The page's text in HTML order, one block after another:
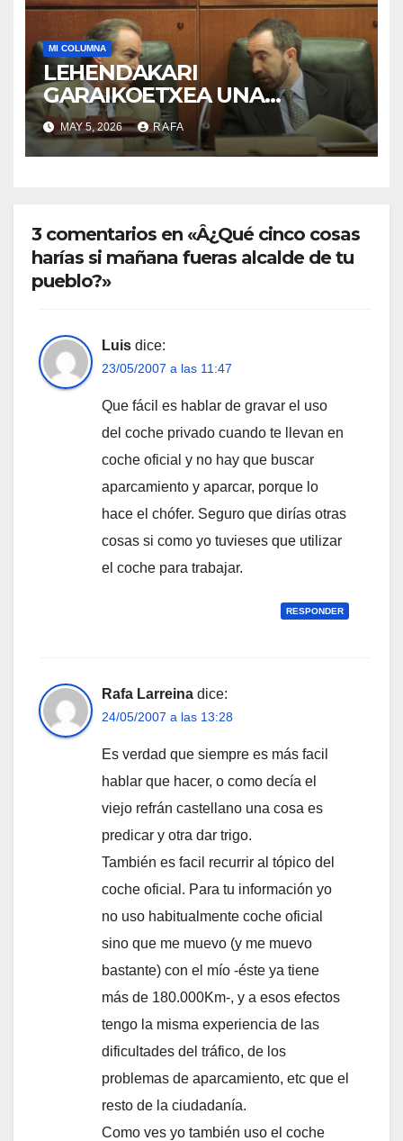
MI COLUMNA
LEHENDAKARI
GARAIKOETXEA UNA
PERSONA QUE DIGNIFICA EL
EJERCICIO DE LA POLÍTICA
MAY 5, 2026 RAFA
3 comentarios en «Â¿Qué cinco cosas
harí­as si mañana fueras alcalde de tu
pueblo?»
Luis dice:
23/05/2007 a las 11:47
Que fácil es hablar de gravar el uso
del coche privado cuando te llevan en
coche oficial y no hay que buscar
aparcamiento y aparcar, porque lo
hace el chófer. Seguro que dirí­as otras
cosas si como yo tuvieses que utilizar
el coche para trabajar.
RESPONDER
Rafa Larreina dice:
24/05/2007 a las 13:28
Es verdad que siempre es más facil
hablar que hacer, o como decí­a el
viejo refrán castellano una cosa es
predicar y otra dar trigo.
También es facil recurrir al tópico del
coche oficial. Para tu información yo
no uso habitualmente coche oficial
sino que me muevo (y me muevo
bastante) con el mí­o -éste ya tiene
más de 180.000Km-, y a esos efectos
tengo la misma experiencia de las
dificultades del tráfico, de los
problemas de aparcamiento, etc que el
resto de la ciudadaní­a.
Como ves yo también uso el coche